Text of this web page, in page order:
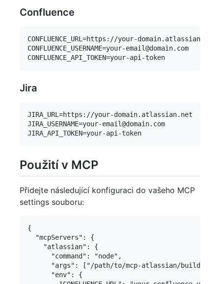
Confluence
CONFLUENCE_URL=https://your-
CONFLUENCE_USERNAME=your-email@domain.com
Jira
JIRA_URL=https://your-domain.atlassian.net
JIRA_USERNAME=your-email@domain.com
Použití v MCP
Přidejte následující konfiguraci do vašeho MCP
settings souboru:
{
  "mcpServers": {
    "atlassian": {
      "command": "node",
"args": ["/path/to/mcp-atlassian/build/
      "env": {